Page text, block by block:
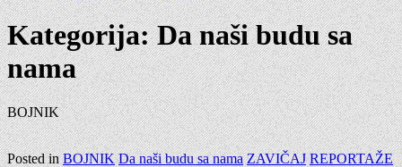
Kategorija: Da naši budu sa
nama
BOJNIK
Posted inBOJNIK Da naši budu sa nama ZAVIČAJ REPORTAŽE